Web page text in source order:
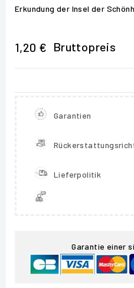
Erkundung der Insel der
1,20 € Bruttopreis
Garantien
Lieferpolitik
Garantie einer